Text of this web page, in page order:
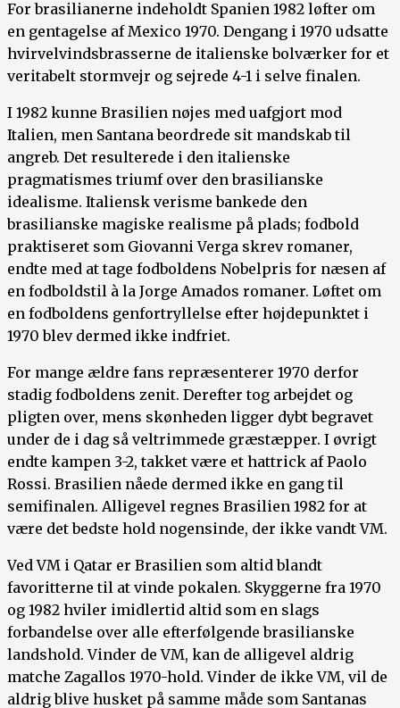
For brasilianerne indeholdt Spanien 1982 løfter om
en gentagelse af Mexico 1970. Dengang i 1970 udsatte
hvirvelvindsbrasserne de italienske bolværker for et
veritabelt stormvejr og sejrede 4-1 i selve finalen.
I 1982 kunne Brasilien nøjes med uafgjort mod
Italien, men Santana beordrede sit mandskab til
angreb. Det resulterede i den italienske
pragmatismes triumf over den brasilianske
idealisme. Italiensk verisme bankede den
brasilianske magiske realisme på plads; fodbold
praktiseret som Giovanni Verga skrev romaner,
endte med at tage fodboldens Nobelpris for næsen af
en fodboldstil à la Jorge Amados romaner. Løftet om
en fodboldens genfortryllelse efter højdepunktet i
1970 blev dermed ikke indfriet.
For mange ældre fans repræsenterer 1970 derfor
stadig fodboldens zenit. Derefter tog arbejdet og
pligten over, mens skønheden ligger dybt begravet
under de i dag så veltrimmede græstæpper. I øvrigt
endte kampen 3-2, takket være et hattrick af Paolo
Rossi. Brasilien nåede dermed ikke en gang til
semifinalen. Alligevel regnes Brasilien 1982 for at
være det bedste hold nogensinde, der ikke vandt VM.
Ved VM i Qatar er Brasilien som altid blandt
favoritterne til at vinde pokalen. Skyggerne fra 1970
og 1982 hviler imidlertid altid som en slags
forbandelse over alle efterfølgende brasilianske
landshold. Vinder de VM, kan de alligevel aldrig
matche Zagallos 1970-hold. Vinder de ikke VM, vil de
aldrig blive husket på samme måde som Santanas